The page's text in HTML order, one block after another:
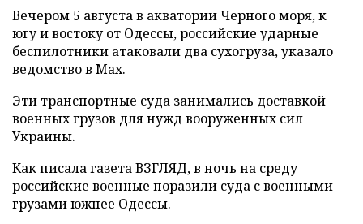
Вечером 5 августа в акватории Черного моря, к
югу и востоку от Одессы, российские ударные
беспилотники атаковали два сухогруза, указало
ведомство в Max.
Эти транспортные суда занимались доставкой
военных грузов для нужд вооруженных сил
Украины.
Как писала газета ВЗГЛЯД, в ночь на среду
российские военные поразили суда с военными
грузами южнее Одессы.